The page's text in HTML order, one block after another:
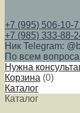
+7 (995) 506-10-
+7 (985) 333-88-
Ник Telegram:
По всем
Нужна
Корзина (0)
Каталог
Каталог